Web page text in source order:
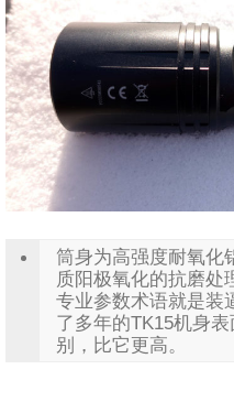
筒身为高强度耐氧化
质阳极氧化的抗磨处
专业参数术语就是装
了多年的TK15机身
别，比它更高。